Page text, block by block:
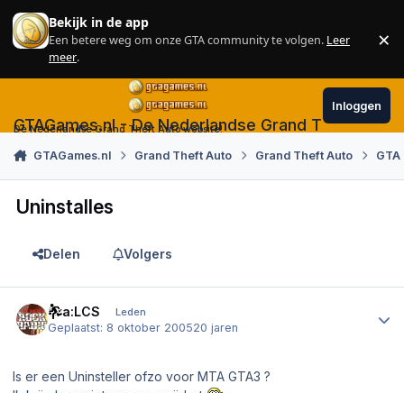
Skip to content
Bekijk in de app
Een betere weg om onze GTA community te volgen. Leer
meer.
×
GTAGames.nl - De Nederlandse Grand Theft Auto
De Nederlandse Grand Theft Auto website!
Inloggen
GTAGames.nl Grand Theft Auto Grand Theft Auto
Uninstalles
Delen Volgers
Gta:LCS Leden
Geplaatst: 8 oktober 200520 jaren
Is er een Uninsteller ofzo voor MTA GTA3 ?